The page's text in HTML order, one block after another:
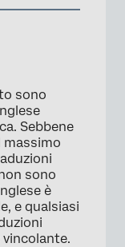
sono
Sebbene
massimo
sono
è
e qualsiasi